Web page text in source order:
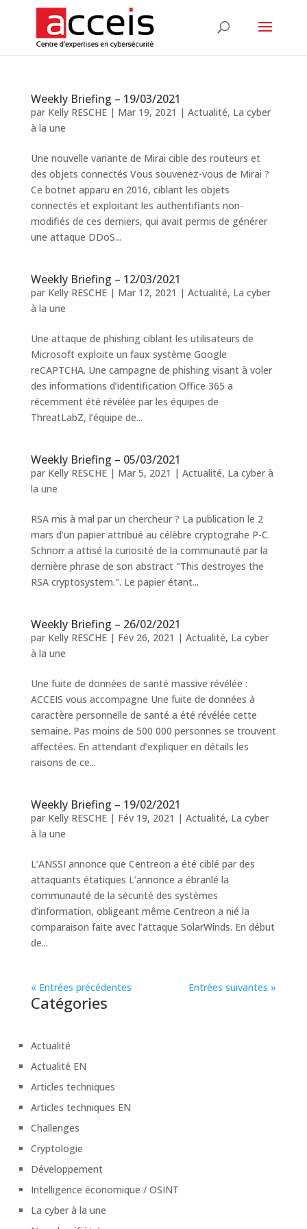
Weekly Briefing – 19/03/2021
par Kelly RESCHE| Mar 19, 2021 | Actualité, La cyber
à la une
Une nouvelle variante de Mirai cible des routeurs et
des objets connectés Vous souvenez-vous de Mirai ?
Ce botnet apparu en 2016, ciblant les objets
connectés et exploitant les authentifiants non-
modifiés de ces derniers, qui avait permis de générer
une attaque DDoS...
Weekly Briefing – 12/03/2021
par Kelly RESCHE| Mar 12, 2021 | Actualité, La cyber
à la une
Une attaque de phishing ciblant les utilisateurs de
Microsoft exploite un faux système Google
reCAPTCHA. Une campagne de phishing visant à voler
des informations d’identification Office 365 a
récemment été révélée par les équipes de
ThreatLabZ, l’équipe de...
Weekly Briefing – 05/03/2021
par Kelly RESCHE| Mar 5, 2021 | Actualité, La cyber à
la une
RSA mis à mal par un chercheur ? La publication le 2
mars d’un papier attribué au célèbre cryptograhe P-C.
Schnorr a attisé la curiosité de la communauté par la
dernière phrase de son abstract "This destroyes the
RSA cryptosystem.". Le papier étant...
Weekly Briefing – 26/02/2021
par Kelly RESCHE| Fév 26, 2021 | Actualité, La cyber
à la une
Une fuite de données de santé massive révélée :
ACCEIS vous accompagne Une fuite de données à
caractère personnelle de santé a été révélée cette
semaine. Pas moins de 500 000 personnes se trouvent
affectées. En attendant d’expliquer en détails les
raisons de ce...
Weekly Briefing – 19/02/2021
par Kelly RESCHE| Fév 19, 2021 | Actualité, La cyber
à la une
L’ANSSI annonce que Centreon a été ciblé par des
attaquants étatiques L’annonce a ébranlé la
communauté de la sécurité des systèmes
d’information, obligeant même Centreon a nié la
comparaison faite avec l’attaque SolarWinds. En début
de...
« Entrées précédentes Entrées suivantes »
Catégories
Actualité
Actualité EN
Articles techniques
Articles techniques EN
Challenges
Cryptologie
Développement
Intelligence économique / OSINT
La cyber à la une